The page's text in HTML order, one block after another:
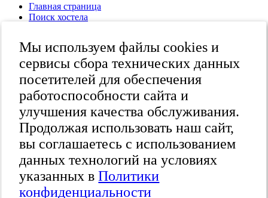
Мы используем файлы cookies и
сервисы сбора технических данных
посетителей для обеспечения
работоспособности сайта и
улучшения качества обслуживания.
Продолжая использовать наш сайт,
вы соглашаетесь с использованием
данных технологий на условиях
указанных вПолитики
конфиденциальности
Главная страница
Поиск хостела
Каталог хостелов
Как оплатить
Контакты
Наши группы
в социальных сетях
Бесплатный по России
Москва
+7 (495) 646-74-40
Петербург
+7 (812) 418-22-18